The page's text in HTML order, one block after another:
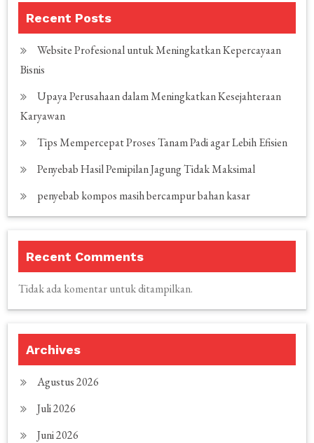
Recent Posts
Website Profesional untuk Meningkatkan Kepercayaan
Bisnis
Upaya Perusahaan dalam Meningkatkan Kesejahteraan
Karyawan
Tips Mempercepat Proses Tanam Padi agar Lebih Efisien
Penyebab Hasil Pemipilan Jagung Tidak Maksimal
penyebab kompos masih bercampur bahan kasar
Recent Comments
Tidak ada komentar untuk ditampilkan.
Archives
Agustus 2026
Juli 2026
Juni 2026